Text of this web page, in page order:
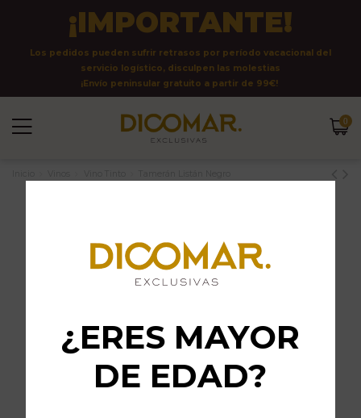
¿ERES MAYOR
DE EDAD?
¡IMPORTANTE!
Los pedidos pueden sufrir retrasos por período vacacional del
servicio logístico, disculpen las molestias
¡Envío peninsular gratuito a partir de 99€!
0